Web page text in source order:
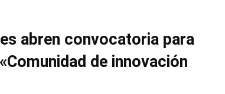
abren convocatoria para
de innovación